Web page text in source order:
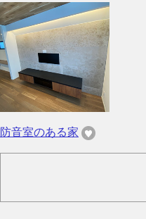
防音室のある家